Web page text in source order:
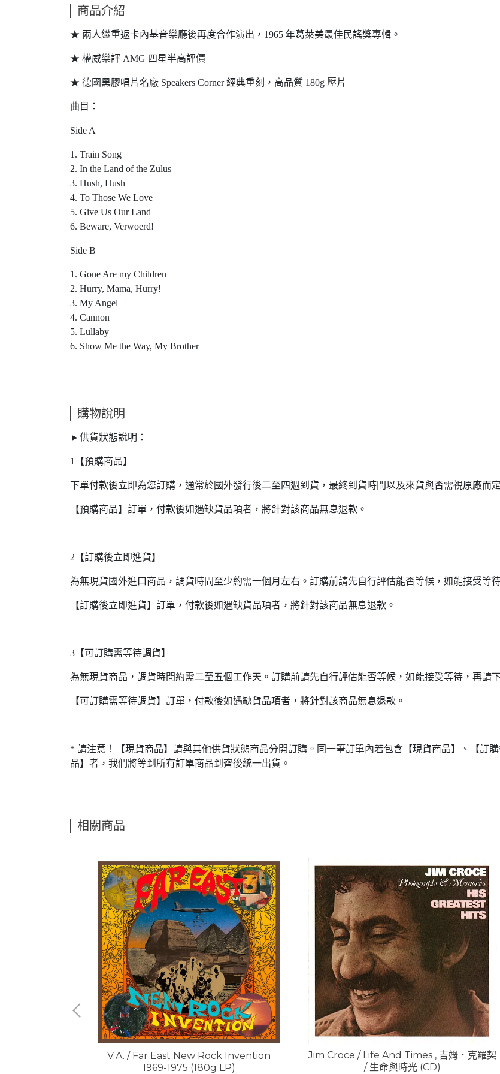
商品介紹
★ 兩人繼重返卡內基音樂廳後再度合作演出，1965 年葛萊美最佳民謠獎專輯。
★ 權威樂評 AMG 四星半高評價
★ 德國黑膠唱片名廠 Speakers Corner 經典重刻，高品質 180g 壓片
曲目：
Side A
1. Train Song
2. In the Land of the Zulus
3. Hush, Hush
4. To Those We Love
5. Give Us Our Land
6. Beware, Verwoerd!
Side B
1. Gone Are my Children
2. Hurry, Mama, Hurry!
3. My Angel
4. Cannon
5. Lullaby
6. Show Me the Way, My Brother
購物說明
►供貨狀態說明：
1【預購商品】
下單付款後立即為您訂購，通常於國外發行後二至四週到貨，最終到貨時間以及來貨與否需視原廠而定
【預購商品】訂單，付款後如遇缺貨品項者，將針對該商品無息退款。
2【訂購後立即進貨】
為無現貨國外進口商品，調貨時間至少約需一個月左右。訂購前請先自行評估能否等候，如能接受等
【訂購後立即進貨】訂單，付款後如遇缺貨品項者，將針對該商品無息退款。
3【可訂購需等待調貨】
為無現貨商品，調貨時間約需二至五個工作天。訂購前請先自行評估能否等候，如能接受等待，再請
【可訂購需等待調貨】訂單，付款後如遇缺貨品項者，將針對該商品無息退款。
* 請注意！【現貨商品】請與其他供貨狀態商品分開訂購。同一筆訂單內若包含【現貨商品】、【訂
品】者，我們將等到所有訂單商品到齊後統一出貨。
相關商品
V.A. / Far East New Rock Invention
1969-1975 (180g LP)
Jim Croce / Life And Times , 吉姆．克羅契
/ 生命與時光 (CD)